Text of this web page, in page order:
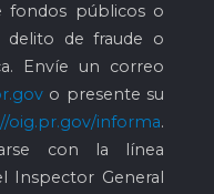
fondos públicos o
delito de fraude o
Envíe un correo
o presente su
oig.pr.gov/informa.
con la línea
Inspector General